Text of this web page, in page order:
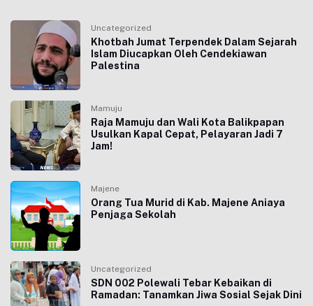
Uncategorized
Khotbah Jumat Terpendek Dalam Sejarah
Islam Diucapkan Oleh Cendekiawan
Palestina
Mamuju
Raja Mamuju dan Wali Kota Balikpapan
Usulkan Kapal Cepat, Pelayaran Jadi 7
Jam!
Majene
Orang Tua Murid di Kab. Majene Aniaya
Penjaga Sekolah
Uncategorized
SDN 002 Polewali Tebar Kebaikan di
Ramadan: Tanamkan Jiwa Sosial Sejak Dini